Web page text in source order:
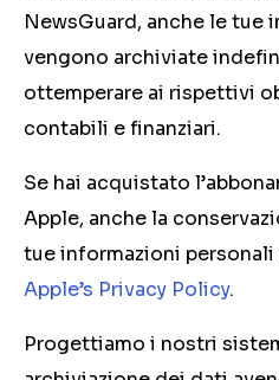
NewsGuard, anche le tue
vengono archiviate
ottemperare ai rispettivi
contabili e finanziari.
Se hai acquistato
Apple, anche la
tue informazioni
Apple’s Privacy Policy.
Progettiamo i nostri